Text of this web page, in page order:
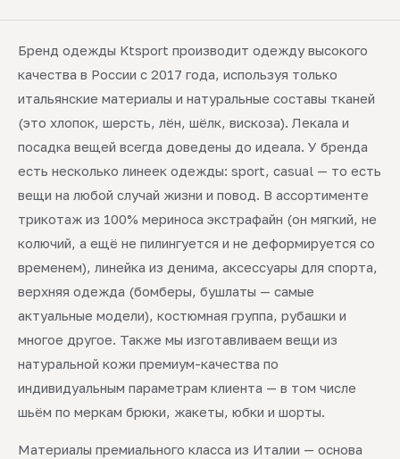
Бренд одежды Ktsport производит одежду высокого
качества в России с 2017 года, используя только
итальянские материалы и натуральные составы тканей
(это хлопок, шерсть, лён, шёлк, вискоза). Лекала и
посадка вещей всегда доведены до идеала. У бренда
есть несколько линеек одежды: sport, casual — то есть
вещи на любой случай жизни и повод. В ассортименте
трикотаж из 100% мериноса экстрафайн (он мягкий, не
колючий, а ещё не пилингуется и не деформируется со
временем), линейка из денима, аксессуары для спорта,
верхняя одежда (бомберы, бушлаты — самые
актуальные модели), костюмная группа, рубашки и
многое другое. Также мы изготавливаем вещи из
натуральной кожи премиум-качества по
индивидуальным параметрам клиента — в том числе
шьём по меркам брюки, жакеты, юбки и шорты.
Материалы премиального класса из Италии — основа